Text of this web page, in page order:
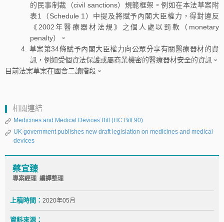
的民事制裁（civil sanctions）規範框架。例如在本法草案附
表1（Schedule 1）中提及將賦予內閣大臣權力，得對違反
《2002年醫療器材法規》之個人處以罰款（monetary
penalty）。
草案第34條賦予內閣大臣權力向公眾分享有關醫療器材的資
訊，例如受個資法保護或屬商業機密的醫療器材安全的資訊。
目前法案草案在國會二讀階段。
相關連結
Medicines and Medical Devices Bill (HC Bill 90)
UK government publishes new draft legislation on medicines and medical
devices
蔡宜臻
專案經理 編譯整理
上稿時間： 2020年05月
資料來源：